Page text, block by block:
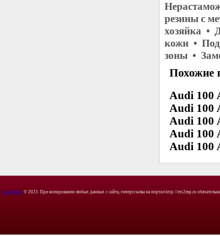
резины с
хозяйка •
кожи •
зоны •
Похожие
Audi 100
Audi 100
Audi 100
Audi 100
Audi 100
Copyright © 2023. При копировании любых данных с сайта, гиперссылка на портал http://ets2mp.ru